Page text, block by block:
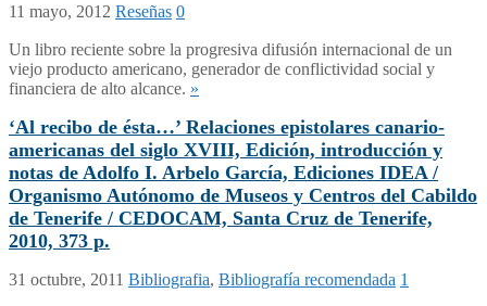
11 mayo, 2012 Reseñas 0
Un libro reciente sobre la progresiva difusión internacional de un
viejo producto americano, generador de conflictividad social y
financiera de alto alcance. »
‘Al recibo de ésta…’ Relaciones epistolares canario-
americanas del siglo XVIII, Edición, introducción y
notas de Adolfo I. Arbelo García, Ediciones IDEA /
Organismo Autónomo de Museos y Centros del Cabildo
de Tenerife / CEDOCAM, Santa Cruz de Tenerife,
2010, 373 p.
31 octubre, 2011 Bibliografia, Bibliografía recomendada 1